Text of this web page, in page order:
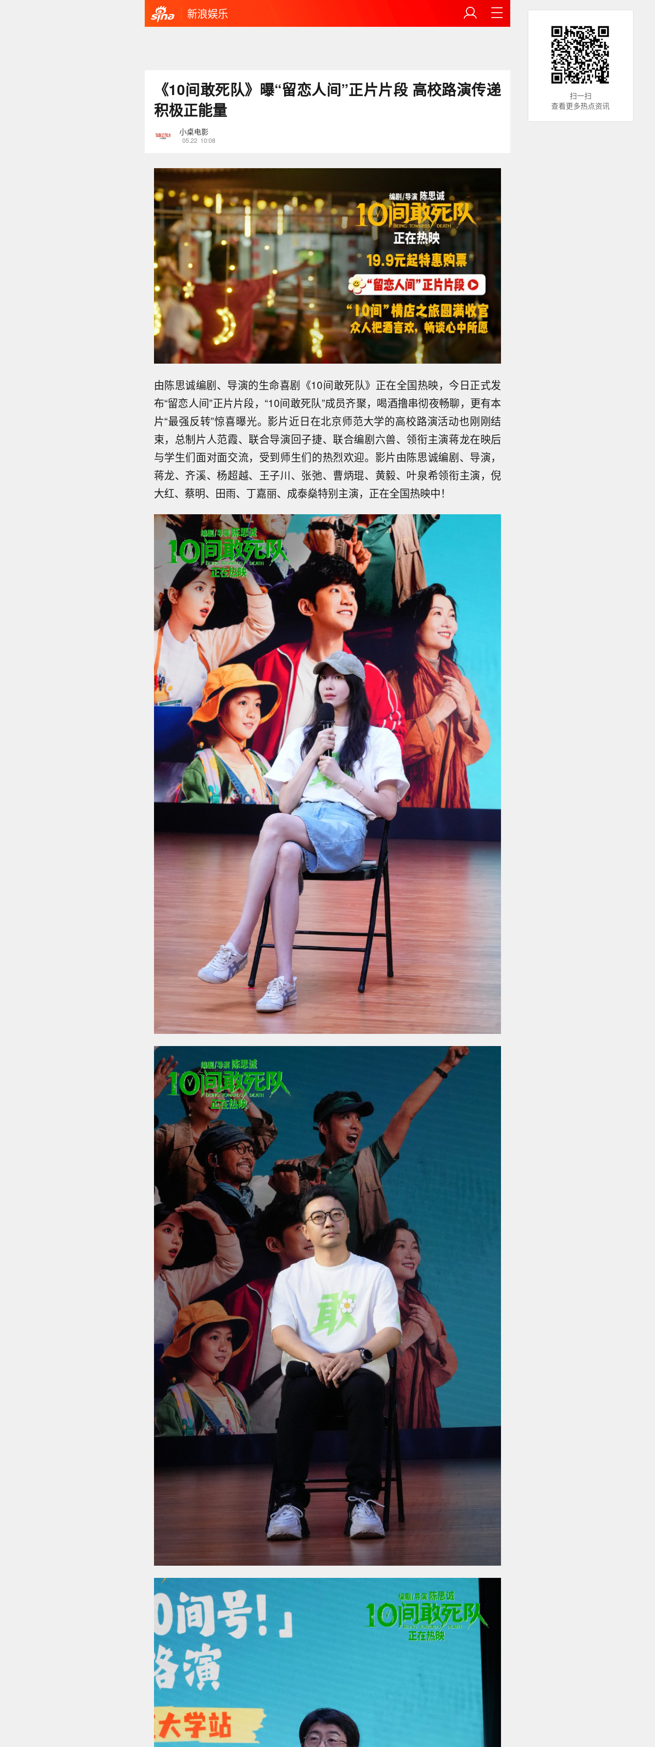
新浪娱乐
《10间敢死队》曝“留恋人间”正片片段 高校路演传递
积极正能量
小桌电影
05.22 10:08
由陈思诚编剧、导演的生命喜剧《10间敢死队》正在全国热映，今日正式发
布“留恋人间”正片片段，“10间敢死队”成员齐聚，喝酒撸串彻夜畅聊，更有本
片“最强反转”惊喜曝光。影片近日在北京师范大学的高校路演活动也刚刚结
束，总制片人范霞、联合导演回子捷、联合编剧六兽、领衔主演蒋龙在映后
与学生们面对面交流，受到师生们的热烈欢迎。影片由陈思诚编剧、导演，
蒋龙、齐溪、杨超越、王子川、张弛、曹炳琨、黄毅、叶泉希领衔主演，倪
大红、蔡明、田雨、丁嘉丽、成泰燊特别主演，正在全国热映中！
扫一扫
查看更多热点资讯